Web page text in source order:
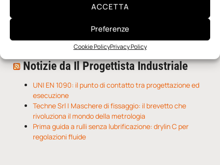
ACCETTA
Preferenze
Cookie PolicyPrivacy Policy
con un singolo motore
Notizie da Il Progettista Industriale
UNI EN 1090: il punto di contatto tra progettazione ed
esecuzione
Techne Srl | Maschere di fissaggio: il brevetto che
rivoluziona il mondo della metrologia
Prima guida a rulli senza lubrificazione: drylin C per
regolazioni fluide